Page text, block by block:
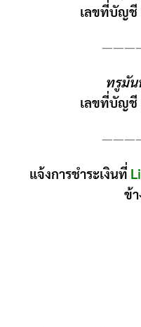
เลขที่บัญ
ทรูมัน
เลขที่บัญ
แจ้งการชำระเงินที่
ข้